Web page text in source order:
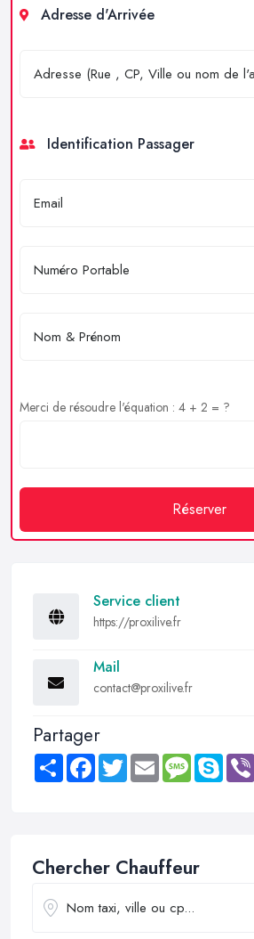
Adresse d'Arrivée
Identification Passager
Merci de résoudre l'équation : 4 + 2 = ?
Réserver
Service client
https://proxilive.fr
Mail
contact@proxilive.fr
Partager
Share FacebookTwitter Email MessageSkype
Chercher Chauffeur